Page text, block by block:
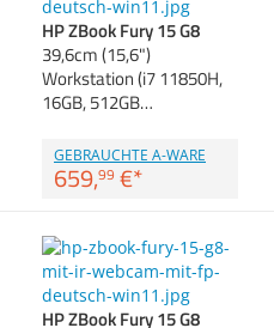
Zubehör
Merkzettel
HP ZBook Fury 15 G8
39,6cm (15,6")
Workstation (i7 11850H,
16GB, 512GB…
GEBRAUCHTE A-WARE
659,99 €*
HP ZBook Fury 15 G8